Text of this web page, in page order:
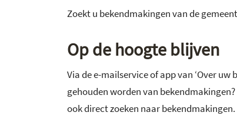
Zoekt u bekendmakingen van de
Op de hoogte blijven
Via de e-mailservice of app van ‘Over
gehouden worden van
ook direct zoeken naar bekendmakingen.